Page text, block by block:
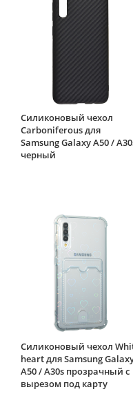
Силиконовый чехол
Carboniferous для
Samsung Galaxy A50 /
черный
Силиконовый чехол
heart для Samsung
A50 / A30s прозрачный с
вырезом под карту